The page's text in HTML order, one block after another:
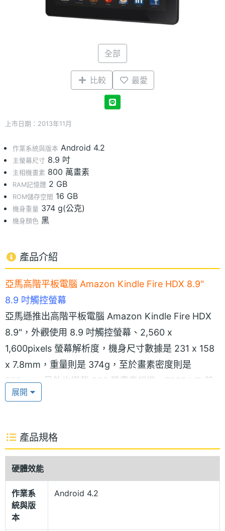
全部
比較 最愛
上市日期：2013年11月
作業系統與版本 Android 4.2
主螢幕尺寸 8.9 吋
主相機畫素 800 萬畫素
RAM記憶體 2 GB
ROM儲存空間 16 GB
機身重量 374 g(公克)
機身顏色 黑
產品介紹
亞馬高階平板電腦 Amazon Kindle Fire HDX 8.9"
8.9 吋觸控螢幕
亞馬遜推出高階平板電腦 Amazon Kindle Fire HDX
8.9"，外觀使用 8.9 吋觸控螢幕、2,560 x
1,600pixels 螢幕解析度，機身尺寸數據是 231 x 158
x 7.8mm，重量則是 374g，至於畫素密度則是
339ppi。另外也搭載 800 萬畫素相機、720P HD 前
置視訊鏡頭。
Amazon Kindle Fire HDX 8.9" 內建 Qualcomm
名為 Reading Mode 的功能啟動後，即會關閉大部份
的操作，將續航時間延長至 17 小時。
展開
產品規格
硬體效能
作業系
統與版
本
Android 4.2